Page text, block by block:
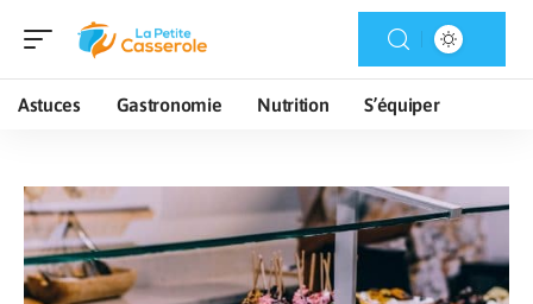
Astuces Gastronomie Nutrition S’équiper